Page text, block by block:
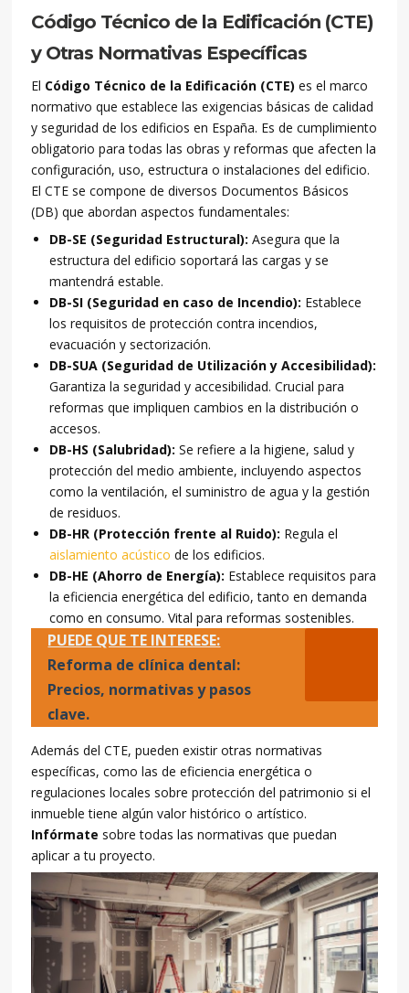
Código Técnico de la Edificación (CTE)
y Otras Normativas Específicas
El Código Técnico de la Edificación (CTE) es el marco
normativo que establece las exigencias básicas de calidad
y seguridad de los edificios en España. Es de cumplimiento
obligatorio para todas las obras y reformas que afecten la
configuración, uso, estructura o instalaciones del edificio.
El CTE se compone de diversos Documentos Básicos
(DB) que abordan aspectos fundamentales:
DB-SE (Seguridad Estructural): Asegura que la
estructura del edificio soportará las cargas y se
mantendrá estable.
DB-SI (Seguridad en caso de Incendio): Establece
los requisitos de protección contra incendios,
evacuación y sectorización.
DB-SUA (Seguridad de Utilización y Accesibilidad):
Garantiza la seguridad y accesibilidad. Crucial para
reformas que impliquen cambios en la distribución o
accesos.
DB-HS (Salubridad): Se refiere a la higiene, salud y
protección del medio ambiente, incluyendo aspectos
como la ventilación, el suministro de agua y la gestión
de residuos.
DB-HR (Protección frente al Ruido): Regula el
aislamiento acústico de los edificios.
DB-HE (Ahorro de Energía): Establece requisitos para
la eficiencia energética del edificio, tanto en demanda
como en consumo. Vital para reformas sostenibles.
PUEDE QUE TE INTERESE:
Reforma de clínica dental:
Precios, normativas y pasos
clave.
Además del CTE, pueden existir otras normativas
específicas, como las de eficiencia energética o
regulaciones locales sobre protección del patrimonio si el
inmueble tiene algún valor histórico o artístico.
Infórmate sobre todas las normativas que puedan
aplicar a tu proyecto.